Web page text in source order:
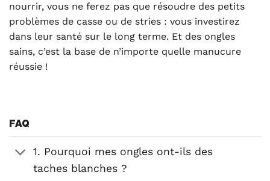
nourrir, vous ne ferez pas que résoudre des petits
problèmes de casse ou de stries : vous investirez
dans leur santé sur le long terme. Et des ongles
sains, c’est la base de n’importe quelle manucure
réussie !
FAQ
1. Pourquoi mes ongles ont-ils des
taches blanches ?